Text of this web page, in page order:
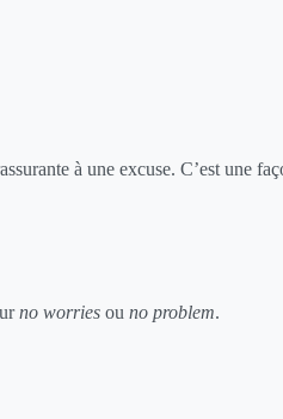
à une excuse. C’est une
no worries ou no problem.